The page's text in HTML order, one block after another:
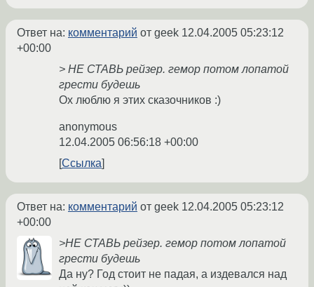
Ответ на: комментарий от geek 12.04.2005 05:23:12
+00:00
> НЕ СТАВЬ рейзер. гемор потом лопатой
грести будешь
Ох люблю я этих сказочников :)
anonymous
12.04.2005 06:56:18 +00:00
Ссылка
Ответ на: комментарий от geek 12.04.2005 05:23:12
+00:00
>НЕ СТАВЬ рейзер. гемор потом лопатой
грести будешь
Да ну? Год стоит не падая, а издевался над